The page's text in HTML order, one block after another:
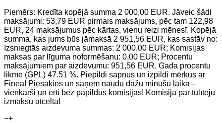
Piemērs: Kredīta kopējā summa 2 000,00 EUR. Jāveic šādi
maksājumi: 53,79 EUR pirmais maksājums, pēc tam 122,98
EUR, 24 maksājumus pēc kārtas, vienu reizi mēnesī. Kopējā
summa, kas jums būs jāmaksā 2 951,56 EUR, kas sastāv no:
Izsniegtās aizdevuma summas: 2 000,00 EUR; Komisijas
maksas par līguma noformēšanu: 0,00 EUR; Procentu
maksājumiem par aizdevumu: 951,56 EUR. Gada procentu
likme (GPL) 47.51 %. Piepildi sapņus un izpildi mērķus ar
Finea! Piesakies un saņem naudu dažu minūšu laikā –
vienkārši un ērti bez papildus komisijas! Komisija par tūlītēju
izmaksu atcelta!
−+